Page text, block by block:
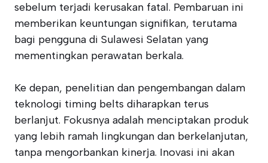
sebelum terjadi kerusakan fatal. Pembaruan ini
memberikan keuntungan signifikan, terutama
bagi pengguna di Sulawesi Selatan yang
mementingkan perawatan berkala.
Ke depan, penelitian dan pengembangan dalam
teknologi timing belts diharapkan terus
berlanjut. Fokusnya adalah menciptakan produk
yang lebih ramah lingkungan dan berkelanjutan,
tanpa mengorbankan kinerja. Inovasi ini akan